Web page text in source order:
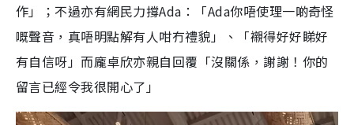
作」；不過亦有網民力撐Ada：「Ada你唔使理一啲奇怪
嘅聲音，真唔明點解有人咁冇禮貌」、「襯得好好睇好
有自信呀」而龐卓欣亦親自回覆「沒關係，謝謝！你的
留言已經令我很開心了」